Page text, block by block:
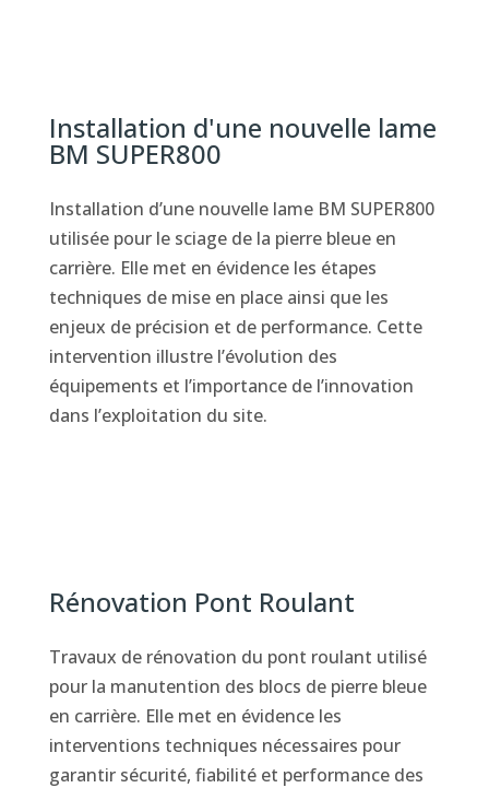
Installation d'une nouvelle lame
BM SUPER800
Installation d’une nouvelle lame BM SUPER800
utilisée pour le sciage de la pierre bleue en
carrière. Elle met en évidence les étapes
techniques de mise en place ainsi que les
enjeux de précision et de performance. Cette
intervention illustre l’évolution des
équipements et l’importance de l’innovation
dans l’exploitation du site.
Rénovation Pont Roulant
Travaux de rénovation du pont roulant utilisé
pour la manutention des blocs de pierre bleue
en carrière. Elle met en évidence les
interventions techniques nécessaires pour
garantir sécurité, fiabilité et performance des